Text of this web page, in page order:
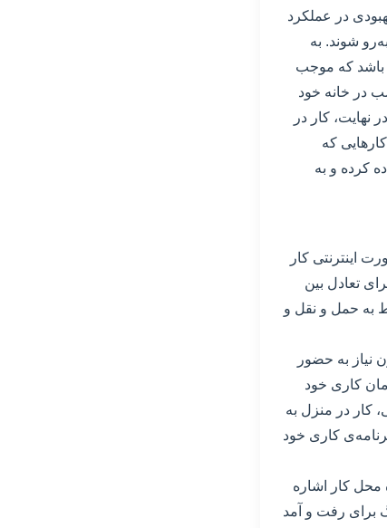
در عملکرد
شوند. به
باشد که موجب
در خانه خود
نهایت، کار در
که
کرده و به
اینترنتی کار
تعادل بین
به حمل و نقل و
نیاز به حضور
کاری خود
در منزل به
کاری خود
محل کار اشاره
برای رفت و آمد